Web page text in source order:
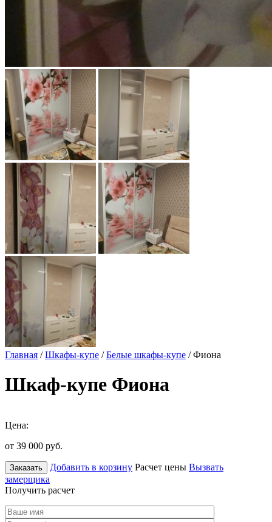
Главная /Шкафы-купе /Белые шкафы-купе / Фиона
Шкаф-купе Фиона
Цена:
от 39 000 руб.
Заказать Добавить в корзину Расчет цены Вызвать
замерщика
Получить расчет